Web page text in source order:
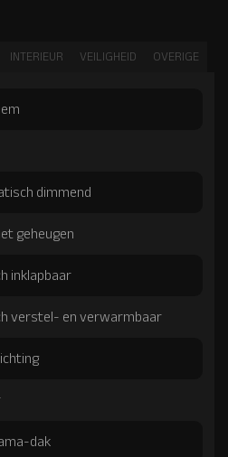
INTERIEUR VEILIGHEID OVERIGE
dimmend
geheugen
inklapbaar
verstel- en verwarmbaar
dak